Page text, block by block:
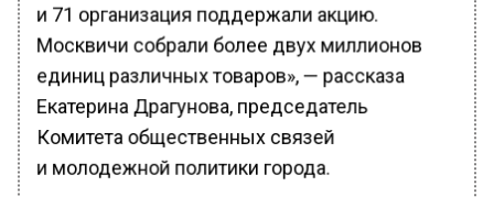
и 71 организация поддержали акцию.
Москвичи собрали более двух миллионов
единиц различных товаров», — рассказа
Екатерина Драгунова, председатель
Комитета общественных связей
и молодежной политики города.